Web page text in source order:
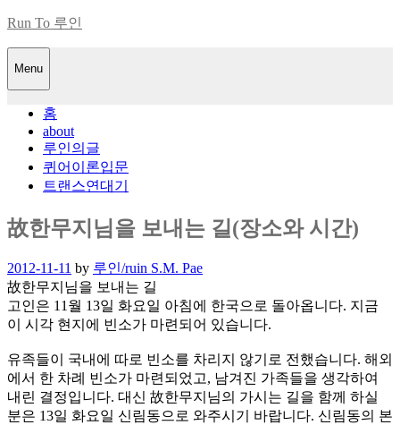
Skip
content
Run To 루인
Menu
홈
about
루인의글
퀴어이론입문
트랜스연대기
故한무지님을 보내는 길(장소와 시간)
Posted
on
2012-11-11 by 루인/ruin S.M. Pae
故한무지님을 보내는 길
고인은 11월 13일 화요일 아침에 한국으로 돌아옵니다. 지금
이 시각 현지에 빈소가 마련되어 있습니다.
유족들이 국내에 따로 빈소를 차리지 않기로 전했습니다. 해외
에서 한 차례 빈소가 마련되었고, 남겨진 가족들을 생각하여
내린 결정입니다. 대신 故한무지님의 가시는 길을 함께 하실
분은 13일 화요일 신림동으로 와주시기 바랍니다. 신림동의 본